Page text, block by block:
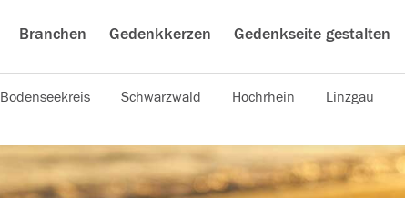
Branchen Gedenkkerzen Gedenkseite gestalten
Bodenseekreis Schwarzwald Hochrhein Linzgau